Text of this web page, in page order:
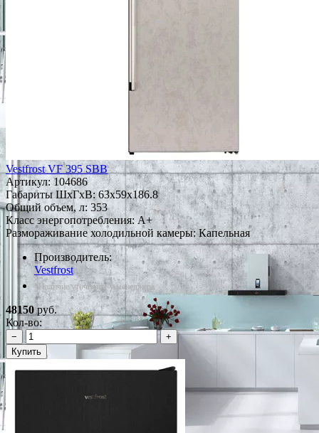
Vestfrost VF 395 SBB
Артикул:104686
Габариты ШxГxВ: 63x59x186.8
Общий объем, л: 353
Класс энергопотребления: A+
Размораживание холодильной камеры: Капельная
Производитель:
Vestfrost
*Наличие уточняйте у менеджера
48150руб.
Кол-во:
−
+
Купить